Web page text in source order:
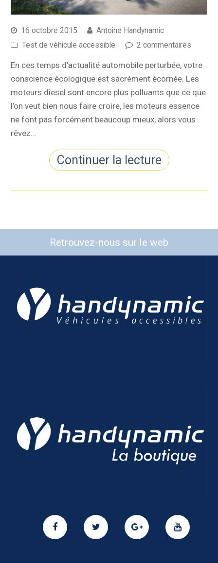
16 octobre 2015
Antoine Handynamic
Test de véhicule accessible
2 commentaires
En ces temps d’actualité automobile perturbée, votre
conscience écologique est sacrément écornée. Les
moteurs diesel sont encore plus polluants que ce que
l’on veut bien nous faire croire, les moteurs essence
ne font pas forcément beaucoup mieux, alors vous
rêvez…
Continuer la lecture
Retrouvez-nous sur le web